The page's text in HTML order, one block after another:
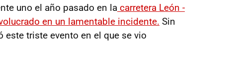
uno el año pasado en la carretera León -
en un lamentable incidente. Sin
este triste evento en el que se vio